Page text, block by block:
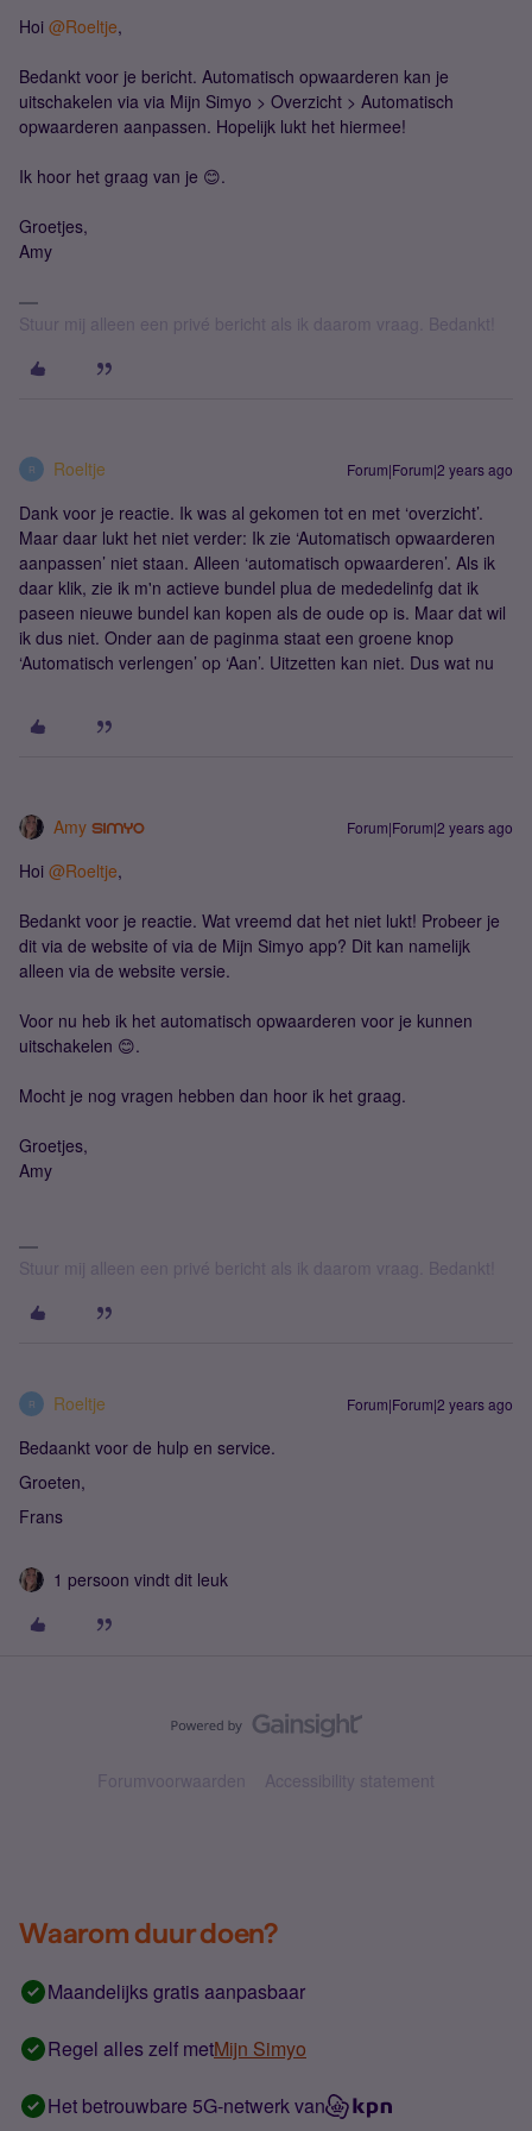
Hoi @Roeltje,
Bedankt voor je bericht. Automatisch opwaarderen kan je
uitschakelen via via Mijn Simyo > Overzicht > Automatisch
opwaarderen aanpassen. Hopelijk lukt het hiermee!
Ik hoor het graag van je 😊.
Groetjes,
Amy
Stuur mij alleen een privé bericht als ik daarom vraag. Bedankt!
R Roeltje Forum|Forum|2 years ago
Dank voor je reactie. Ik was al gekomen tot en met ‘overzicht’.
Maar daar lukt het niet verder: Ik zie ‘Automatisch opwaarderen
aanpassen’ niet staan. Alleen ‘automatisch opwaarderen’. Als ik
daar klik, zie ik m'n actieve bundel plua de mededelinfg dat ik
paseen nieuwe bundel kan kopen als de oude op is. Maar dat wil
ik dus niet. Onder aan de paginma staat een groene knop
‘Automatisch verlengen’ op ‘Aan’. Uitzetten kan niet. Dus wat nu
Amy Forum|Forum|2 years ago
Hoi @Roeltje,
Bedankt voor je reactie. Wat vreemd dat het niet lukt! Probeer je
dit via de website of via de Mijn Simyo app? Dit kan namelijk
alleen via de website versie.
Voor nu heb ik het automatisch opwaarderen voor je kunnen
uitschakelen 😊.
Mocht je nog vragen hebben dan hoor ik het graag.
Groetjes,
Amy
Stuur mij alleen een privé bericht als ik daarom vraag. Bedankt!
R Roeltje Forum|Forum|2 years ago
Bedaankt voor de hulp en service.
Groeten,
Frans
1 persoon vindt dit leuk
Forumvoorwaarden Accessibility statement
Waarom duur doen?
Maandelijks gratis aanpasbaar
Regel alles zelf metMijn Simyo
Het betrouwbare 5G-netwerk van